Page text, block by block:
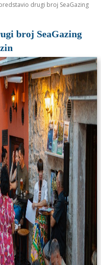
drugi broj SeaGazing
broj SeaGazing